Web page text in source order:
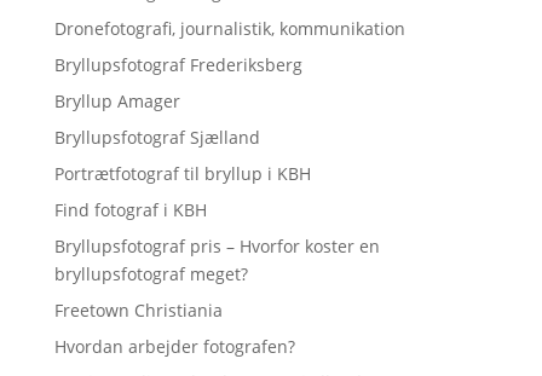
Dronefotografi, journalistik, kommunikation
Bryllupsfotograf Frederiksberg
Bryllup Amager
Bryllupsfotograf Sjælland
Portrætfotograf til bryllup i KBH
Find fotograf i KBH
Bryllupsfotograf pris – Hvorfor koster en
bryllupsfotograf meget?
Freetown Christiania
Hvordan arbejder fotografen?